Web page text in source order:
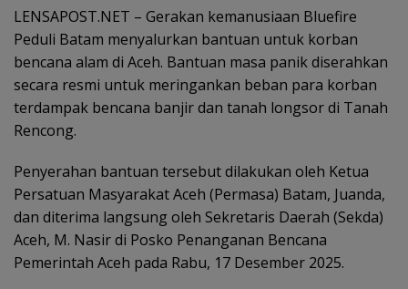
LENSAPOST.NET – Gerakan kemanusiaan Bluefire
Peduli Batam menyalurkan bantuan untuk korban
bencana alam di Aceh. Bantuan masa panik diserahkan
secara resmi untuk meringankan beban para korban
terdampak bencana banjir dan tanah longsor di Tanah
Rencong.
Penyerahan bantuan tersebut dilakukan oleh Ketua
Persatuan Masyarakat Aceh (Permasa) Batam, Juanda,
dan diterima langsung oleh Sekretaris Daerah (Sekda)
Aceh, M. Nasir di Posko Penanganan Bencana
Pemerintah Aceh pada Rabu, 17 Desember 2025.